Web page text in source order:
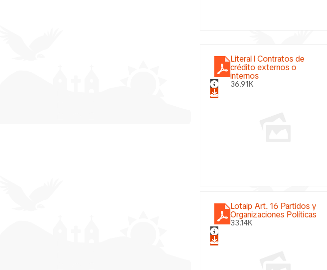
Literal l Contratos de
crédito externos o
internos
36.91K
Lotaip Art. 16 Partidos y
Organizaciones Políticas
33.14K